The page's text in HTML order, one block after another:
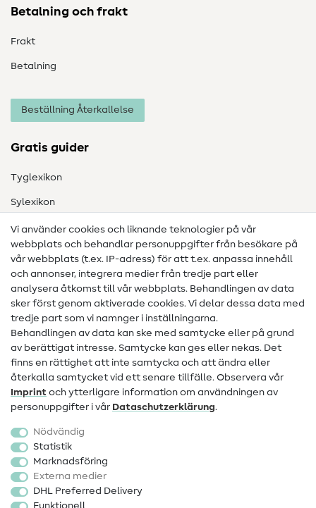
Betalning och frakt
Frakt
Betalning
Beställning Återkallelse
Gratis guider
Tyglexikon
Sylexikon
Sömnadsinstruktioner
Hjälp & kontakt
Kontakt
Information om byte av operatör
FAQ
Ångerrätt
Populärt
Sytillbehör
Rea
Vi använder cookies och liknande teknologier på vår
webbplats och behandlar personuppgifter från besökare på
vår webbplats (t.ex. IP-adress) för att t.ex. anpassa innehåll
och annonser, integrera medier från tredje part eller
analysera åtkomst till vår webbplats. Behandlingen av data
sker först genom aktiverade cookies. Vi delar dessa data med
tredje part som vi namnger i inställningarna.
Behandlingen av data kan ske med samtycke eller på grund
av berättigat intresse. Samtycke kan ges eller nekas. Det
finns en rättighet att inte samtycka och att ändra eller
återkalla samtycket vid ett senare tillfälle. Observera vår
Imprint och ytterligare information om användningen av
personuppgifter i vår Data­schutz­erklärung.
Nödvändig
Statistik
Marknadsföring
Externa medier
DHL Preferred Delivery
Funktionell